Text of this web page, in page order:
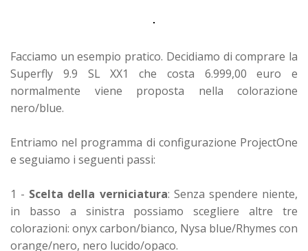
Facciamo un esempio pratico. Decidiamo di comprare la
Superfly 9.9 SL XX1 che costa 6.999,00 euro e
normalmente viene proposta nella colorazione
nero/blue.
Entriamo nel programma di configurazione ProjectOne
e seguiamo i seguenti passi:
1 - Scelta della verniciatura: Senza spendere niente,
in basso a sinistra possiamo scegliere altre tre
colorazioni: onyx carbon/bianco, Nysa blue/Rhymes con
orange/nero, nero lucido/opaco.